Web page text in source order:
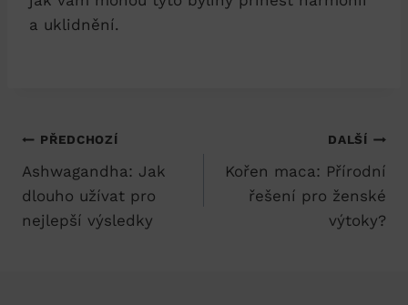
a uklidnění.
Navigace
pro
příspěvek
PŘEDCHOZÍ
Ashwagandha: Jak
dlouho užívat pro
nejlepší výsledky
DALŠÍ
Kořen maca: Přírodní
řešení pro ženské
výtoky?